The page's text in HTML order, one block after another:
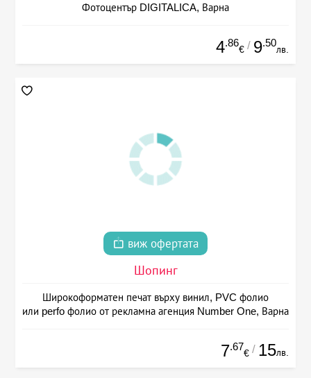
Фотоцентър DIGITALICA, Варна
4.86
€ / 9.50
лв.
виж офертата
Шопинг
Широкоформатен печат върху винил, PVC фолио
или perfo фолио от рекламна агенция Number One, Варна
7.67
€ / 15лв.